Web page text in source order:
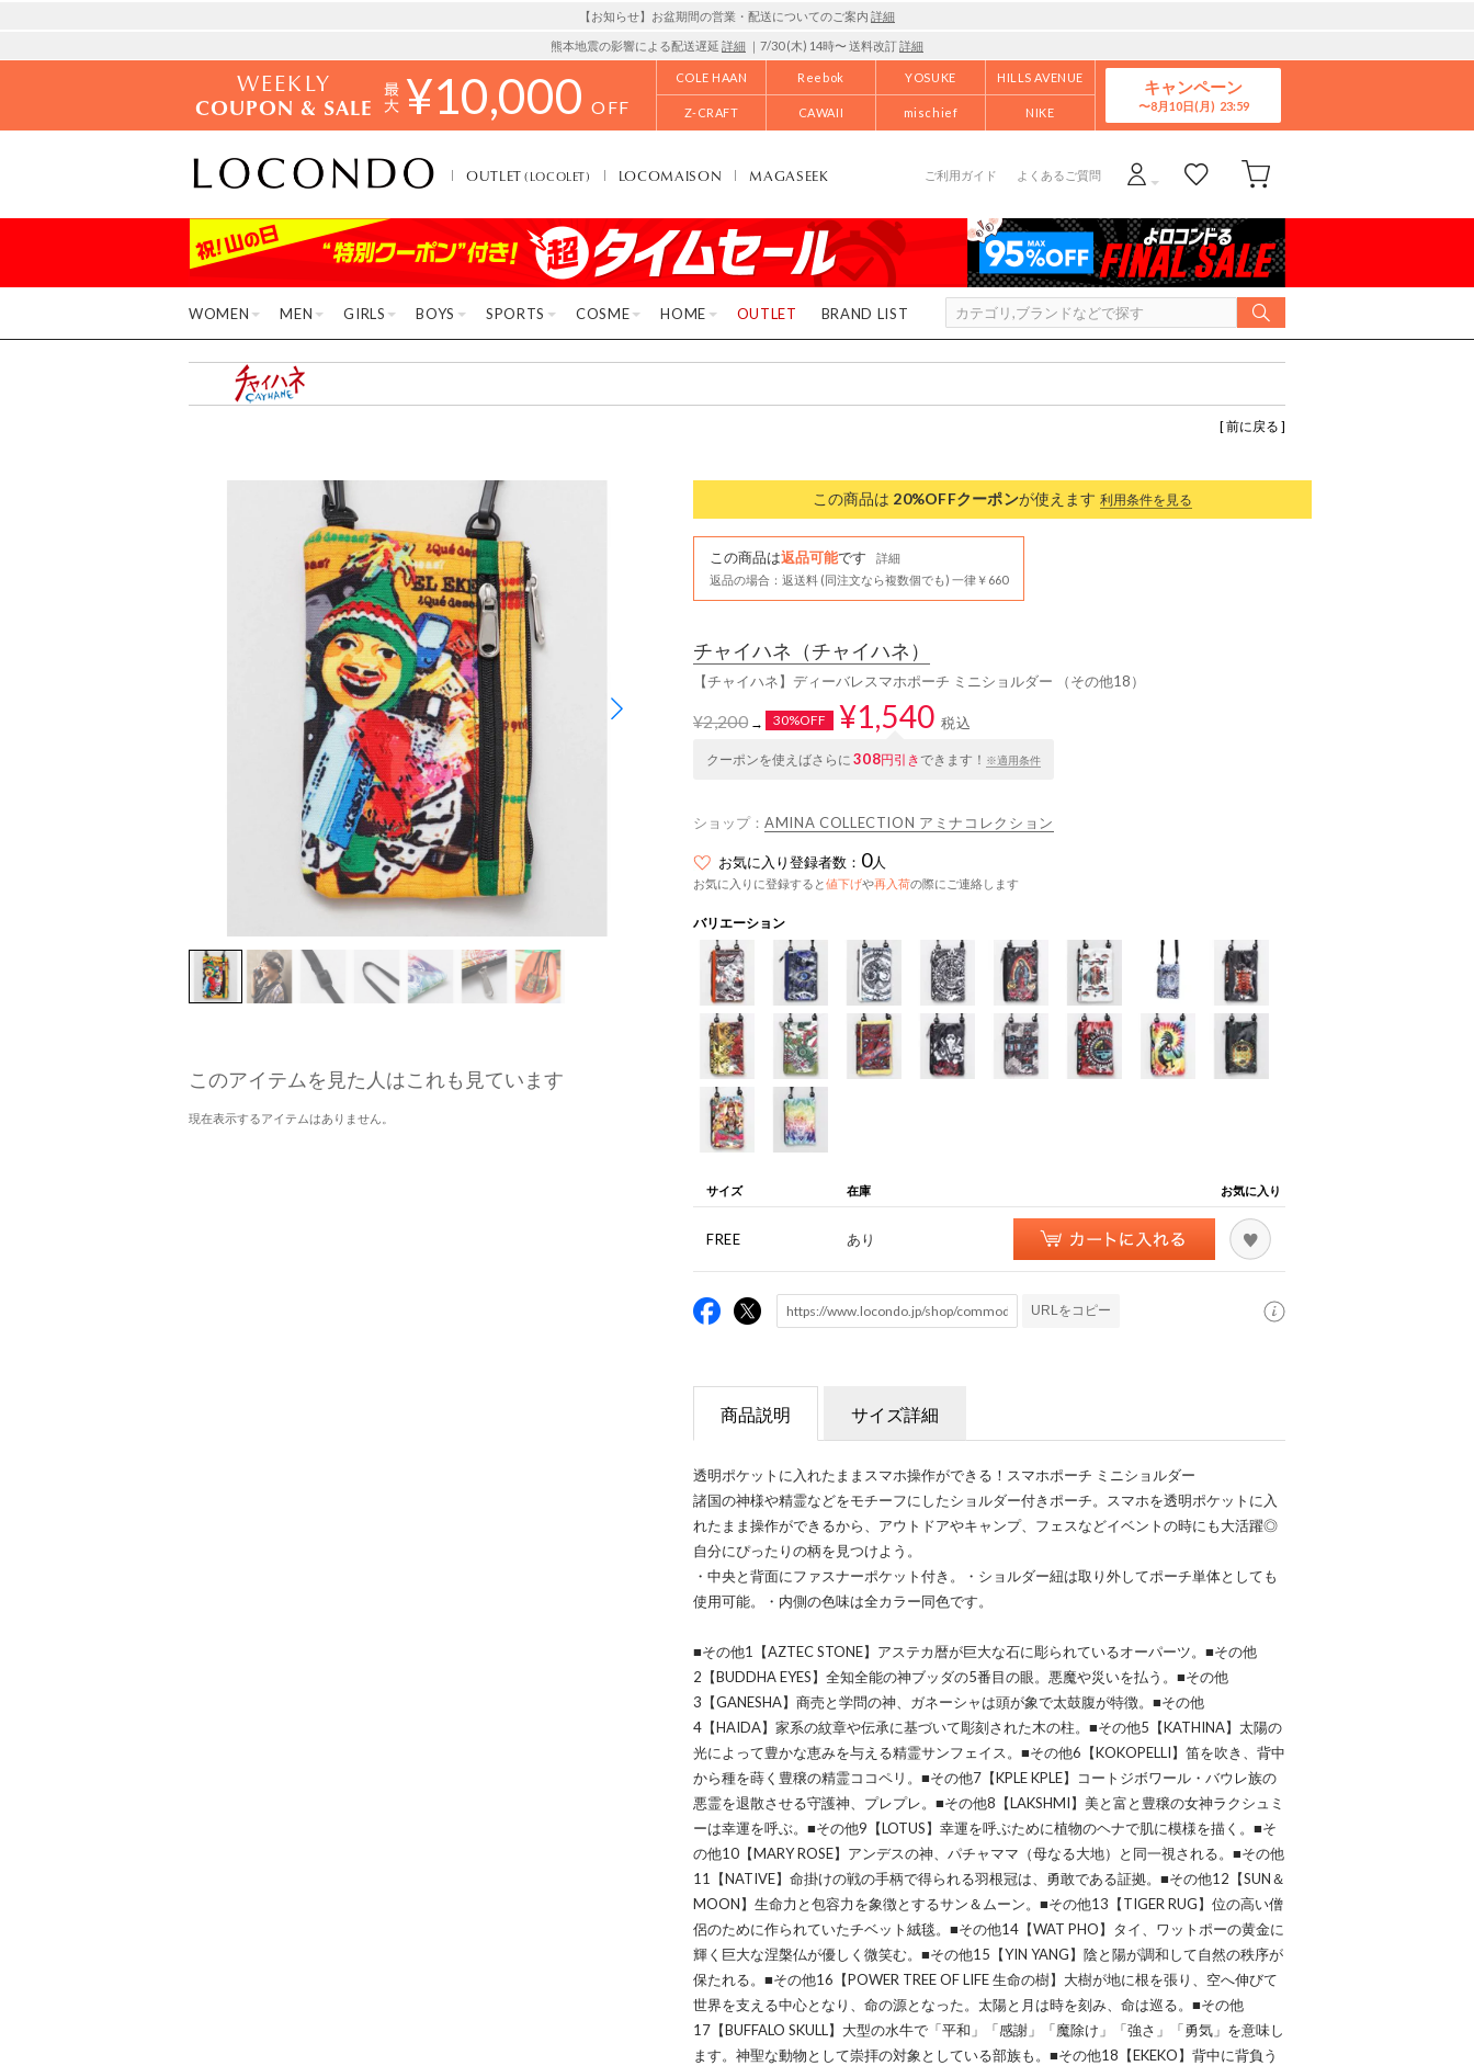
【お知らせ】お盆期間の営業・配送についてのご案内 詳細
熊本地震の影響による配送遅延 詳細 ｜7/30 (木) 14時〜 送料改訂詳細
WEEKLY
COUPON & SALE ¥10,000 OFF
COLE HAAN Reebok YOSUKE HILLS AVENUE
Z-CRAFT CAWAII mischief NIKE
キャンペーン
8月10日(月)
OUTLET(LOCOLET) LOCOMAISON MAGASEEK ご利用ガイド よくあるご質問
WOMEN MEN GIRLS BOYS SPORTS COSME HOME OUTLET BRAND LIST
[ 前に戻る ]
このアイテムを見た人はこれも見ています
現在表示するアイテムはありません。
この商品は 20%OFFクーポンが使えます 利用条件を見る
この商品は返品可能です
詳細
返品の場合：返送料 (同注文なら複数個でも) 一律￥660
チャイハネ （チャイハネ）
【チャイハネ】ディーバレスマホポーチ ミニショルダー （その他18）
¥2,200→ 30%OFF ¥1,540 税込
クーポンを使えばさらに 308円引きできます！ ※適用条件
ショップ： AMINA COLLECTION アミナコレクション
お気に入り登録者数： 0人
お気に入りに登録すると値下げや再入荷の際にご連絡します
バリエーション
サイズ 在庫 お気に入り
FREE あり
URLをコピー
商品説明 サイズ詳細
透明ポケットに入れたままスマホ操作ができる！スマホポーチ ミニショルダー
諸国の神様や精霊などをモチーフにしたショルダー付きポーチ。スマホを透明ポケットに入
れたまま操作ができるから、アウトドアやキャンプ、フェスなどイベントの時にも大活躍◎
自分にぴったりの柄を見つけよう。
・中央と背面にファスナーポケット付き。・ショルダー紐は取り外してポーチ単体としても
使用可能。・内側の色味は全カラー同色です。
■その他1【AZTEC STONE】アステカ暦が巨大な石に彫られているオーパーツ。■その他
2【BUDDHA EYES】全知全能の神ブッダの5番目の眼。悪魔や災いを払う。■その他
3【GANESHA】商売と学問の神、ガネーシャは頭が象で太鼓腹が特徴。■その他
4【HAIDA】家系の紋章や伝承に基づいて彫刻された木の柱。■その他5【KATHINA】太陽の
光によって豊かな恵みを与える精霊サンフェイス。■その他6【KOKOPELLI】笛を吹き、背中
から種を蒔く豊穣の精霊ココペリ。■その他7【KPLE KPLE】コートジボワール・バウレ族の
悪霊を退散させる守護神、プレプレ。■その他8【LAKSHMI】美と富と豊穣の女神ラクシュミ
ーは幸運を呼ぶ。■その他9【LOTUS】幸運を呼ぶために植物のヘナで肌に模様を描く。■そ
の他10【MARY ROSE】アンデスの神、パチャママ（母なる大地）と同一視される。■その他
11【NATIVE】命掛けの戦の手柄で得られる羽根冠は、勇敢である証拠。■その他12【SUN＆
MOON】生命力と包容力を象徴とするサン＆ムーン。■その他13【TIGER RUG】位の高い僧
侶のために作られていたチベット絨毯。■その他14【WAT PHO】タイ、ワットポーの黄金に
輝く巨大な涅槃仏が優しく微笑む。■その他15【YIN YANG】陰と陽が調和して自然の秩序が
保たれる。■その他16【POWER TREE OF LIFE 生命の樹】大樹が地に根を張り、空へ伸びて
世界を支える中心となり、命の源となった。太陽と月は時を刻み、命は巡る。■その他
17【BUFFALO SKULL】大型の水牛で「平和」「感謝」「魔除け」「強さ」「勇気」を意味し
ます。神聖な動物として崇拝の対象としている部族も。■その他18【EKEKO】背中に背負う